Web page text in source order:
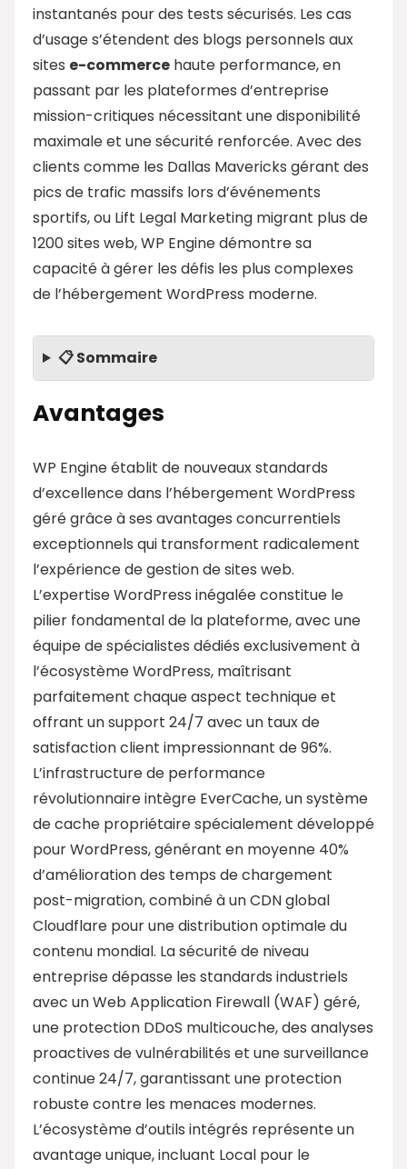
instantanés pour des tests sécurisés. Les cas
d’usage s’étendent des blogs personnels aux
sites e-commerce haute performance, en
passant par les plateformes d’entreprise
mission-critiques nécessitant une disponibilité
maximale et une sécurité renforcée. Avec des
clients comme les Dallas Mavericks gérant des
pics de trafic massifs lors d’événements
sportifs, ou Lift Legal Marketing migrant plus de
1200 sites web, WP Engine démontre sa
capacité à gérer les défis les plus complexes
de l’hébergement WordPress moderne.
📋 Sommaire
Avantages
WP Engine établit de nouveaux standards
d’excellence dans l’hébergement WordPress
géré grâce à ses avantages concurrentiels
exceptionnels qui transforment radicalement
l’expérience de gestion de sites web.
L’expertise WordPress inégalée constitue le
pilier fondamental de la plateforme, avec une
équipe de spécialistes dédiés exclusivement à
l’écosystème WordPress, maîtrisant
parfaitement chaque aspect technique et
offrant un support 24/7 avec un taux de
satisfaction client impressionnant de 96%.
L’infrastructure de performance
révolutionnaire intègre EverCache, un système
de cache propriétaire spécialement développé
pour WordPress, générant en moyenne 40%
d’amélioration des temps de chargement
post-migration, combiné à un CDN global
Cloudflare pour une distribution optimale du
contenu mondial. La sécurité de niveau
entreprise dépasse les standards industriels
avec un Web Application Firewall (WAF) géré,
une protection DDoS multicouche, des analyses
proactives de vulnérabilités et une surveillance
continue 24/7, garantissant une protection
robuste contre les menaces modernes.
L’écosystème d’outils intégrés représente un
avantage unique, incluant Local pour le